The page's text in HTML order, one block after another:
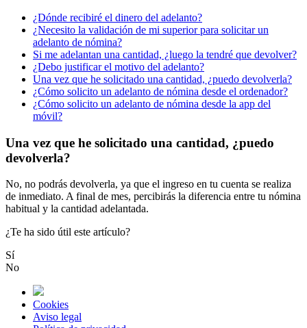
¿Dónde recibiré el dinero del adelanto?
¿Necesito la validación de mi superior para solicitar un
adelanto de nómina?
Si me adelantan una cantidad, ¿luego la tendré que devolver?
¿Debo justificar el motivo del adelanto?
Una vez que he solicitado una cantidad, ¿puedo devolverla?
¿Cómo solicito un adelanto de nómina desde el ordenador?
¿Cómo solicito un adelanto de nómina desde la app del
móvil?
Una vez que he solicitado una cantidad, ¿puedo
devolverla?
No, no podrás devolverla, ya que el ingreso en tu cuenta se realiza
de inmediato. A final de mes, percibirás la diferencia entre tu nómina
habitual y la cantidad adelantada.
¿Te ha sido útil este artículo?
Sí
No
Cookies
Aviso legal